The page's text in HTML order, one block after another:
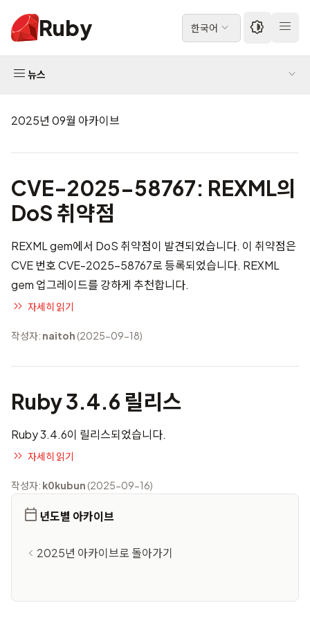
Ruby 한국어
뉴스
2025년 09월 아카이브
CVE-2025-58767: REXML의
DoS 취약점
REXML gem에서 DoS 취약점이 발견되었습니다. 이 취약점은
CVE 번호CVE-2025-58767로 등록되었습니다. REXML
gem 업그레이드를 강하게 추천합니다.
자세히 읽기
작성자: naitoh (2025-09-18)
Ruby 3.4.6 릴리스
Ruby 3.4.6이 릴리스되었습니다.
자세히 읽기
작성자: k0kubun (2025-09-16)
년도별 아카이브
2025년 아카이브로 돌아가기